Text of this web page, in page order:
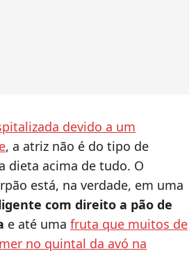
devido a um
, a atriz não é do tipo de
dieta acima de tudo. O
está, na verdade, em uma
com direito a pão de
e até uma fruta que muitos de
no quintal da avó na